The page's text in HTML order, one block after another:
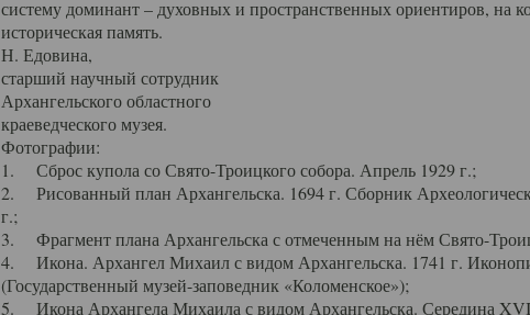
систему доминант – духовных и пространственных ориентиров, на
историческая память.
Н. Едовина,
старший научный сотрудник
Архангельского областного
краеведческого музея.
Фотографии:
1. Сброс купола со Свято-Троицкого собора. Апрель 1929 г.;
2. Рисованный план Архангельска. 1694 г. Сборник
г.;
3. Фрагмент плана Архангельска с отмеченным на нём Свято-
4. Икона. Архангел Михаил с видом Архангельска. 1741 г.
(Государственный музей-заповедник «Коломенское»);
5. Икона Архангела Михаила с видом Архангельска. Середина